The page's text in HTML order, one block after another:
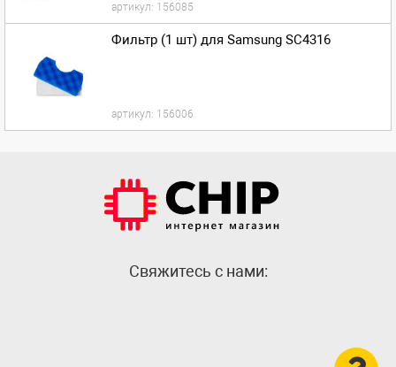
артикул: 156085
Фильтр (1 шт) для Samsung SC4316
артикул: 156006
Cвяжитесь с нами: